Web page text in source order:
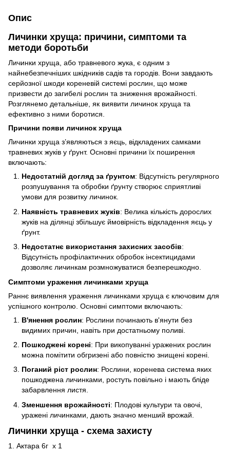
Опис
Личинки хруща: причини, симптоми та
методи боротьби
Личинки хруща, або травневого жука, є одним з
найнебезпечніших шкідників садів та городів. Вони завдають
серйозної шкоди кореневій системі рослин, що може
призвести до загибелі рослин та зниження врожайності.
Розглянемо детальніше, як виявити личинок хруща та
ефективно з ними боротися.
Причини появи личинок хруща
Личинки хруща з’являються з яєць, відкладених самками
травневих жуків у ґрунт. Основні причини їх поширення
включають:
Недостатній догляд за ґрунтом: Відсутність регулярного
розпушування та обробки ґрунту створює сприятливі
умови для розвитку личинок.
Наявність травневих жуків: Велика кількість дорослих
жуків на ділянці збільшує ймовірність відкладення яєць у
ґрунт.
Недостатнє використання захисних засобів:
Відсутність профілактичних обробок інсектицидами
дозволяє личинкам розмножуватися безперешкодно.
Симптоми ураження личинками хруща
Раннє виявлення ураження личинками хруща є ключовим для
успішного контролю. Основні симптоми включають:
В'янення рослин: Рослини починають в'янути без
видимих причин, навіть при достатньому поливі.
Пошкоджені корені: При викопуванні уражених рослин
можна помітити обгризені або повністю знищені корені.
Поганий ріст рослин: Рослини, коренева система яких
пошкоджена личинками, ростуть повільно і мають бліде
забарвлення листя.
Зменшення врожайності: Плодові культури та овочі,
уражені личинками, дають значно менший врожай.
Личинки хруща - схема захисту
1. Актара 6г х 1